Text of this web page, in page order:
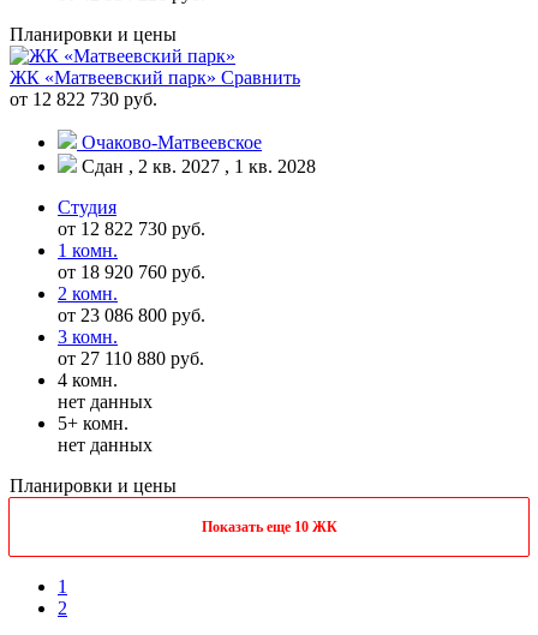
Планировки и цены
ЖК «Матвеевский парк» Сравнить
от 12 822 730 руб.
Очаково-Матвеевское
Сдан , 2 кв. 2027 , 1 кв. 2028
Студия
от 12 822 730 руб.
1 комн.
от 18 920 760 руб.
2 комн.
от 23 086 800 руб.
3 комн.
от 27 110 880 руб.
4 комн.
нет данных
5+ комн.
нет данных
Планировки и цены
Показать еще 10 ЖК
1
2